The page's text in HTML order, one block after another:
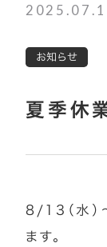
お知らせ
夏季休
8/13（水）
ます。